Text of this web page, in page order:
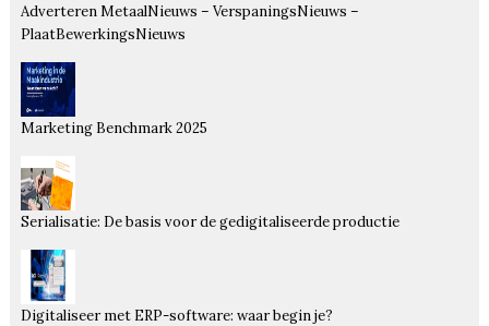
Adverteren MetaalNieuws – VerspaningsNieuws –
PlaatBewerkingsNieuws
Marketing Benchmark 2025
Serialisatie: De basis voor de gedigitaliseerde productie
Digitaliseer met ERP-software: waar begin je?